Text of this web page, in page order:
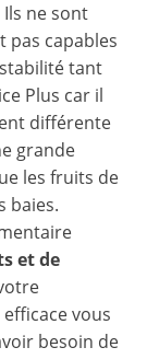
ne sont
pas capables
tant
Plus car il
différente
grande
les fruits de
baies.
et de
vous
besoin de